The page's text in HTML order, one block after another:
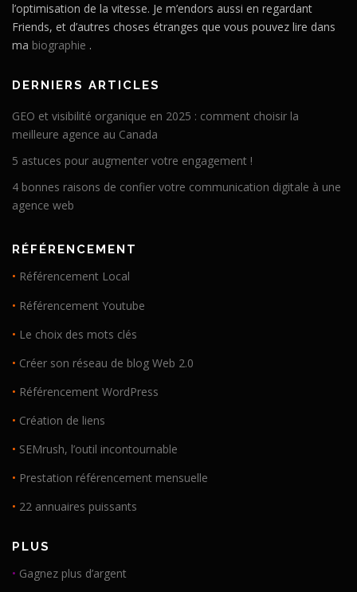
l’optimisation de la vitesse. Je m’endors aussi en regardant
Friends, et d’autres choses étranges que vous pouvez lire dans
ma biographie .
DERNIERS ARTICLES
GEO et visibilité organique en 2025 : comment choisir la
meilleure agence au Canada
5 astuces pour augmenter votre engagement !
4 bonnes raisons de confier votre communication digitale à une
agence web
RÉFÉRENCEMENT
• Référencement Local
• Référencement Youtube
• Le choix des mots clés
• Créer son réseau de blog Web 2.0
• Référencement WordPress
• Création de liens
• SEMrush, l’outil incontournable
• Prestation référencement mensuelle
• 22 annuaires puissants
PLUS
• Gagnez plus d’argent